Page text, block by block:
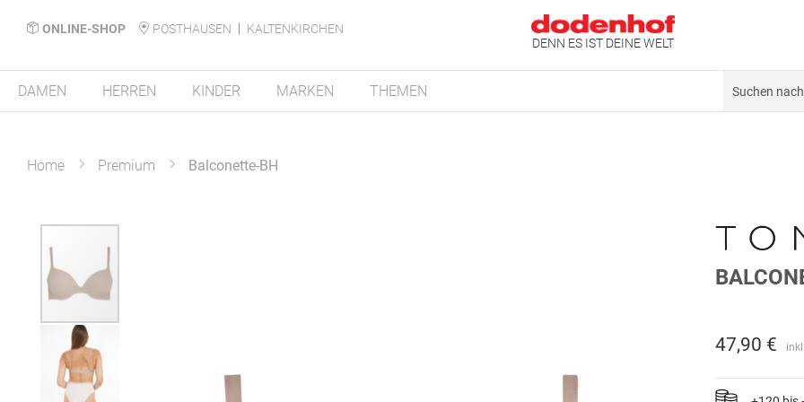
ONLINE-SHOP POSTHAUSEN
KALTENKIRCHEN
DENN ES IST DEINE WELT
DAMEN HERREN KINDER MARKEN THEMEN
Home Premium Balconette-BH
Zum
Ende
der
Bildergalerie
springen
47,90 €